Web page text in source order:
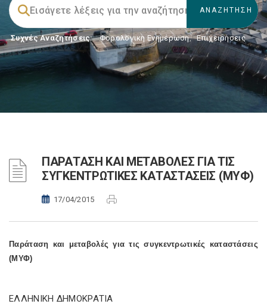
Συχνές Αναζητήσεις: Φορολογικη Ενημέρωση, Επιχειρήσεις
ΠΑΡΑΤΑΣΗ ΚΑΙ ΜΕΤΑΒΟΛΕΣ ΓΙΑ ΤΙΣ
ΣΥΓΚΕΝΤΡΩΤΙΚΕΣ ΚΑΤΑΣΤΑΣΕΙΣ (ΜΥΦ)
17/04/2015
Παράταση και μεταβολές για τις συγκεντρωτικές καταστάσεις
(ΜΥΦ)
ΕΛΛΗΝΙΚΗ ΔΗΜΟΚΡΑΤΙΑ